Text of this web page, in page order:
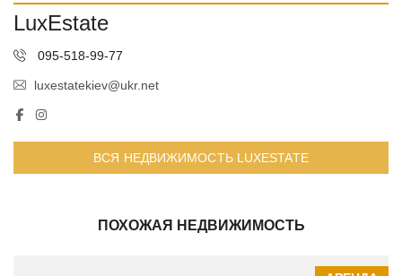
LuxEstate
095-518-99-77
luxestatekiev@ukr.net
ВСЯ НЕДВИЖИМОСТЬ LUXESTATE
ПОХОЖАЯ НЕДВИЖИМОСТЬ